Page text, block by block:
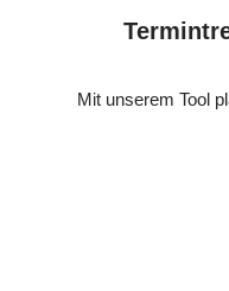
Mit unserem Tool